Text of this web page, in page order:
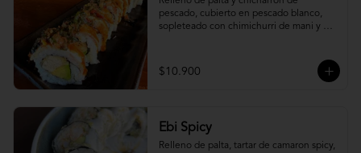
pescado, cubierto en pescado blanco,
sopleteado con chimichurri de mani y
$10.900
Ebi Spicy
Relleno de palta, tartar de camaron spicy,